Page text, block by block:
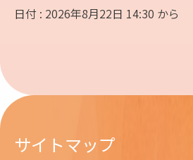
日付 : 2026年8月22日 14:30 から
サイトマップ